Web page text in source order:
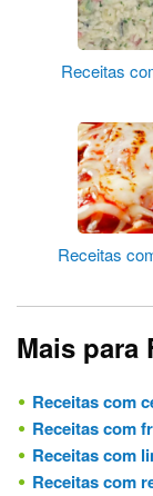
Receitas
Receitas
Mais para
Receitas com
Receitas com
Receitas com
Receitas com